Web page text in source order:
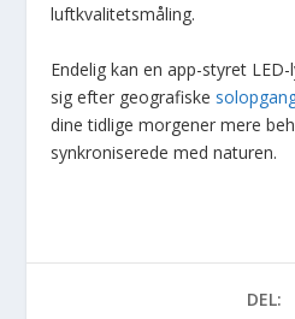
luftkvalitetsmåling.
Endelig kan en app-styret
sig efter geografiske
dine tidlige morgener mere
synkroniserede med naturen.
DEL: